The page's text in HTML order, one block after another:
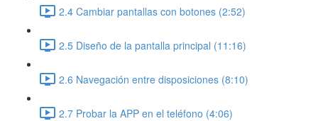
2.4 Cambiar pantallas con botones (2:52)
2.5 Diseño de la pantalla principal (11:16)
2.6 Navegación entre disposiciones (8:10)
2.7 Probar la APP en el teléfono (4:06)